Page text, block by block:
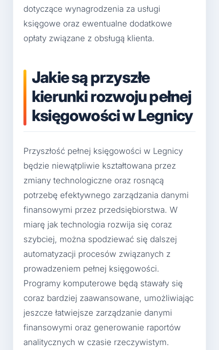
dotyczące wynagrodzenia za usługi
księgowe oraz ewentualne dodatkowe
opłaty związane z obsługą klienta.
Jakie są przyszłe
kierunki rozwoju pełnej
księgowości w Legnicy
Przyszłość pełnej księgowości w Legnicy
będzie niewątpliwie kształtowana przez
zmiany technologiczne oraz rosnącą
potrzebę efektywnego zarządzania danymi
finansowymi przez przedsiębiorstwa. W
miarę jak technologia rozwija się coraz
szybciej, można spodziewać się dalszej
automatyzacji procesów związanych z
prowadzeniem pełnej księgowości.
Programy komputerowe będą stawały się
coraz bardziej zaawansowane, umożliwiając
jeszcze łatwiejsze zarządzanie danymi
finansowymi oraz generowanie raportów
analitycznych w czasie rzeczywistym.